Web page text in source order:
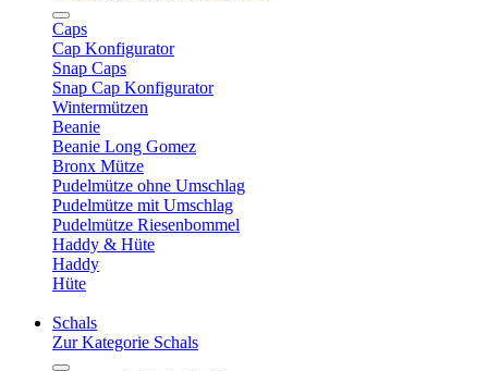
Caps
Cap Konfigurator
Snap Caps
Snap Cap Konfigurator
Wintermützen
Beanie
Beanie Long Gomez
Bronx Mütze
Pudelmütze ohne Umschlag
Pudelmütze mit Umschlag
Pudelmütze Riesenbommel
Haddy & Hüte
Haddy
Hüte
Schals
Zur Kategorie Schals